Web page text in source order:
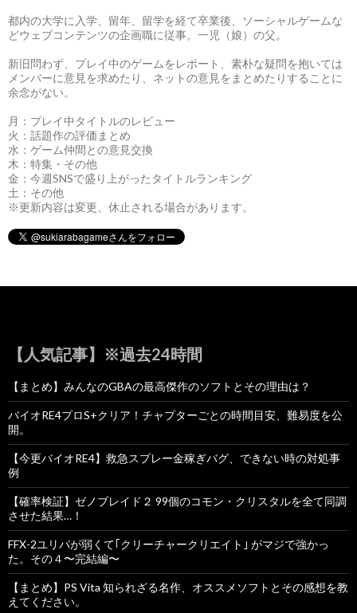
都内の大学に入学、留年、留学を経て卒業後、ソーシャルゲームな
どウェブコンテンツの企画職に従事。一児（娘）の父。
新旧問わず、プレイ中のゲームをレポート、素朴な疑問を抱いては
メンバーに意見を求めたり、ネットの意見をまとめたりすることに
余念がない。
月：プレイ中タイトルのレビュー
火：話題作の評価まとめ
水：ゲーム仲間との意見交換
木：特集・その他
金：今週SNSで盛り上がったタイトルランキング
土：その他
※更新内容は変更、休止される場合があります。
【人気記事】※過去24時間
【まとめ】みんなのGBAの最高傑作のソフトとその理由は？
バイオRE4プロS+クリア！チャプターごとの時間目安、難易度を公
開。
【今更バイオRE4】救急スプレー金稼ぎバグ、できない時の対処事
例
【確率検証】ゼノブレイド２ 99個のコモン・クリスタルを全て同調
させた結果…！
FFX-2ユリパが弱くて｢クリーチャークリエイト｣ がマジで強かっ
た。その４〜完結編〜
【まとめ】PS Vita 知られざる名作、オススメソフトとその感想を教
えてください。